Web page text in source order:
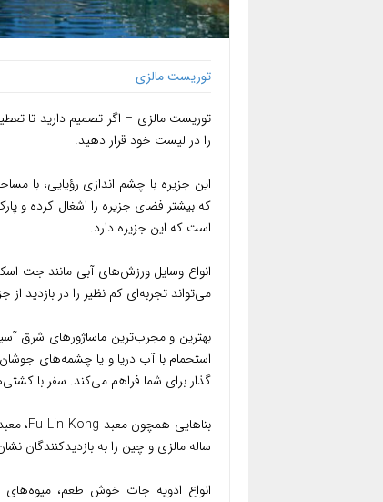
توریست مالزی
توریست مالزی – اگر تصمیم دارید تا
را در لیست خود قرار دهید.
است که این جزیره دارد.
انواع وسایل ورزش‌های آبی مانند جت
می‌تواند تجربه‌ای کم نظیر را در بازدید از
بهترین و مجرب‌ترین ماساژورهای شرق
استحمام با آب دریا و یا چشمه‌های
گذار برای شما فراهم می‌کند. سفر با
ساله مالزی و چین را به بازدیدکنندگان
انواع ادویه جات خوش طعم،